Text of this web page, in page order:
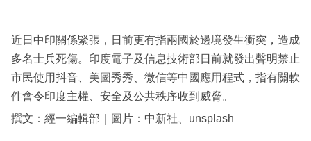
近日中印關係緊張，日前更有指兩國於邊境發生衝突，造成
多名士兵死傷。印度電子及信息技術部日前就發出聲明禁止
市民使用抖音、美圖秀秀、微信等中國應用程式，指有關軟
件會令印度主權、安全及公共秩序收到威脅。
撰文：經一編輯部｜圖片：中新社、unsplash